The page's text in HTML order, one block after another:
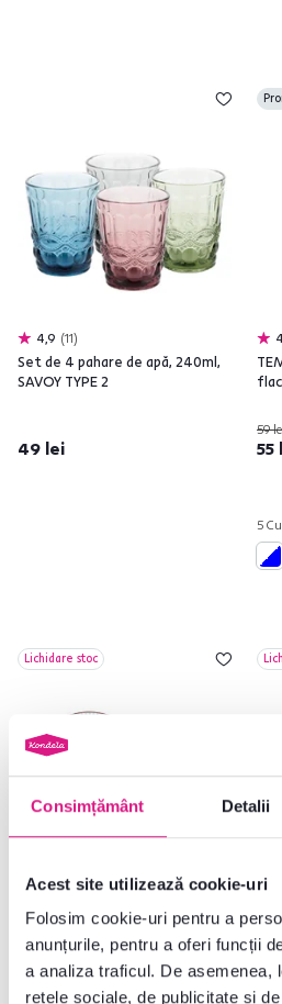
Consimțământ Detalii
Acest site utilizează cookie-uri
Folosim cookie-uri pentru a
anunțurile, pentru a oferi funcții
a analiza traficul. De asemenea,
rețele sociale, de publicitate și
4,9 11
Set de 4 pahare de apă, 240ml,
SAVOY TYPE 2
49 lei
59
55
5
Lichidare stoc
TEMPO-KONDELA HARDY, set de
masă, set de 12, porţelan